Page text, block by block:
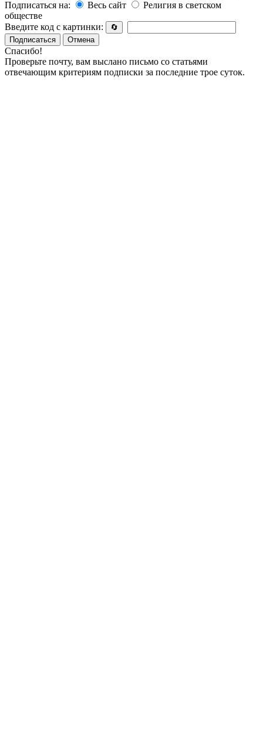
Подписаться на:
Весь сайт
Религия в светском
обществе
Введите код с картинки:
🔄
Подписаться
Отмена
Спасибо!
Проверьте почту, вам выслано письмо со статьями
отвечающим критериям подписки за последние трое суток.